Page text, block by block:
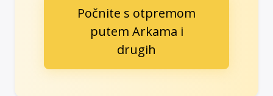
Počnite s otpremom
putem Arkama i
drugih